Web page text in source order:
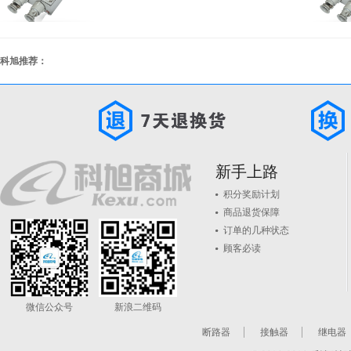
科旭推荐：
微信公众号 新浪二维码
新手上路
积分奖励计划
商品退货保障
订单的几种状态
顾客必读
断路器 接触器 继电器